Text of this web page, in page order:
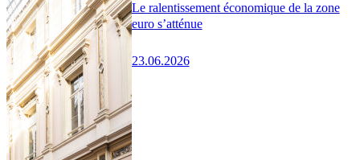
Le ralentissement économique de la zone
euro s’atténue
23.06.2026